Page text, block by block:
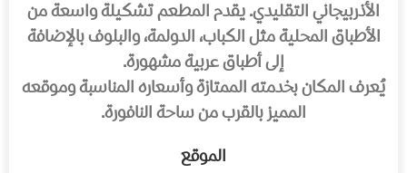
الأذربيجاني التقليدي. يقدم المطعم تشكيلة واسعة من
الأطباق المحلية مثل الكباب، الدولمة، والبلوف بالإضافة
إلى أطباق عربية مشهورة.
يُعرف المكان بخدمته الممتازة وأسعاره المناسبة وموقعه
المميز بالقرب من ساحة النافورة.
الموقع